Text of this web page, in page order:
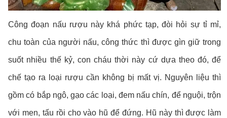
Công đoạn nấu rượu này khá phức tạp, đòi hỏi sự tỉ mỉ,
chu toàn của người nấu, công thức thì được gìn giữ trong
suốt nhiều thế kỷ, con cháu thời này cứ dựa theo đó, để
chế tạo ra loại rượu cần không bị mất vị. Nguyên liệu thì
gồm có bắp ngô, gạo các loại, đem nấu chín, để nguội, trộn
với men, tấu rồi cho vào hũ để đứng. Hũ này thì được làm